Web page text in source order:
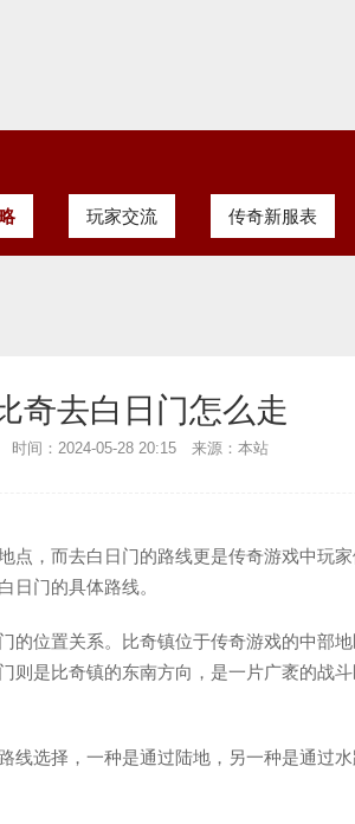
玩家交流 传奇新服表
奇去白日门怎么走
时间：2024-05-28 20:15 来源：本站
点，而去白日门的路线更是传奇游戏中玩
日门的具体路线。
的位置关系。比奇镇位于传奇游戏的中部
则是比奇镇的东南方向，是一片广袤的战
线选择，一种是通过陆地，另一种是通过